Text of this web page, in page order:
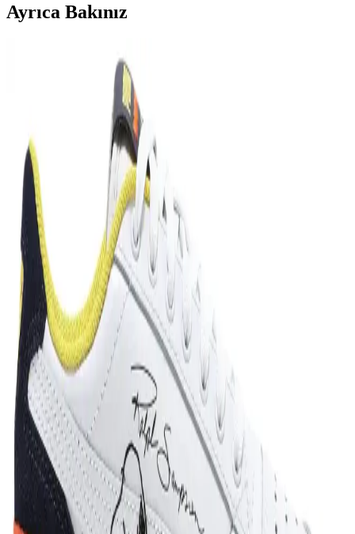
Ayrıca Bakınız
Adidas URBAN COURT ve Puma Rebound Joy
Spor Ayakkabıları Karşılaştırması
Adidas URBAN COURT ve Puma Rebound Joy modellerinin
malzeme, konfor ve dayanıklılık özellikleri karşılaştırıldı. Kullanıcı
geri bildirimleri ve ürün detaylarıyla ilgili kapsamlı bilgi sunuluyor.
Puma Anzarun Lite Jr ve Rebound Layup Low SL
Jr Çocuk Spor Ayakkabısı Karşılaştırması
İki Puma çocuk spor ayakkabısı, Anzarun Lite ve Rebound Layup,
malzeme, tasarım, hafiflik ve dayanıklılık açısından karşılaştırıldı.
Kullanıcı yorumları, ürünlerin performansını ve memnuniyet
seviyesini ortaya koyuyor.
Puma Active Small Logo Tee ile ESS Logo Tee
Karşılaştırması: Özellikler ve Kullanıcı Deneyimi
Bu karşılaştırma, Puma Active Small Logo Tee 58672511 ile Puma
ESS Logo Tee 58666602 ürünlerinin kumaş tipi, kalıp, kol tipi ve
tasarım farklarını veri odaklı olarak karşılaştırır; kullanıcı deneyimi,
üretici bilgileri ve menşe detaylarını özetleyerek karar sürecini
kolaylaştırır.
Puma Carina Street Kadın Spor Ayakkabıları
Karşılaştırması ve Özellikleri
Bu makalede Puma Carina Street Bej Kadın Sneaker ve spor
ayakkabısının tasarım, konfor ve dayanıklılık açısından
karşılaştırması yapılıyor. Kullanıcı geri bildirimleri ve ürün
detaylarıyla her iki ürünün avantajları ve dezavantajları inceleniyor.